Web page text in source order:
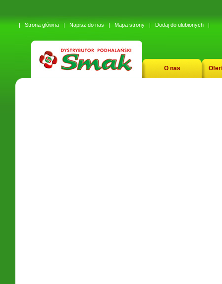
| Strona główna | Napisz do nas | Mapa strony | Dodaj do ulubionych |
O nas